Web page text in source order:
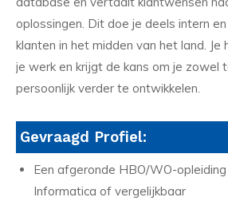
oplossingen. Dit doe je deels intern
klanten in het midden van het land. Je
je werk en krijgt de kans om je zowel
persoonlijk verder te ontwikkelen.
Gevraagd Profiel:
Een afgeronde HBO/WO-
Informatica of vergelijkbaar